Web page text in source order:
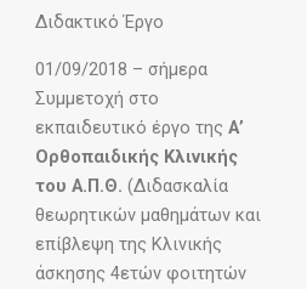
Διδακτικό Έργο
01/09/2018 – σήμερα
Συμμετοχή στο
εκπαιδευτικό έργο της Α’
Ορθοπαιδικής Κλινικής
του Α.Π.Θ. (Διδασκαλία
θεωρητικών μαθημάτων και
επίβλεψη της Κλινικής
άσκησης 4ετών φοιτητών